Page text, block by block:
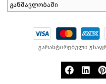
განმავლობაში
გარანტირებული